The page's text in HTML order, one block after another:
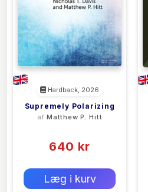
Hardback, 2026
Supremely Polarizing
af Matthew P. Hitt
640 kr
Læg i kurv